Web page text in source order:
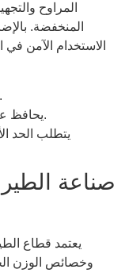
المراوح
المنخفضة.
الاستخدام الآمن في
يقاوم تآكل المياه المالحة بشكل فعال.
يحافظ على قوته في الظروف البحرية القاسية.
يتطلب الحد
صناعة
يعتمد قطاع
وخصائص الوزن